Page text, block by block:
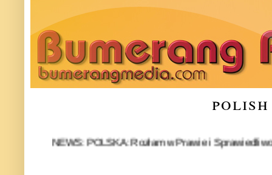
NEWS: POLSKA: Rozłam w Prawie i Sprawiedliwości